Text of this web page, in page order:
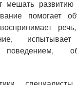
мешать развитию
помогает
поведением,